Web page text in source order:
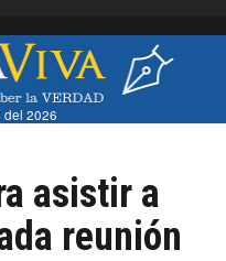
navigation
del 2026
asistir a
reunión